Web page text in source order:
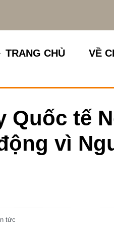
TRANG CHỦ VỀ
Quốc tế
vì
tức